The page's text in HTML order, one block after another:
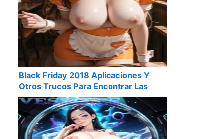
Black Friday 2018 Aplicaciones Y
Otros Trucos Para Encontrar Las
Mejores Ofertas